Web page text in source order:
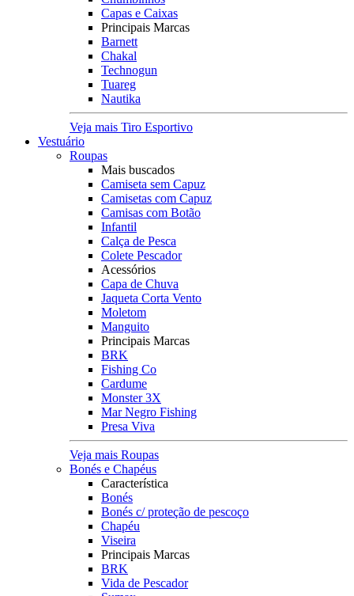
Capas e Caixas
Principais Marcas
Barnett
Chakal
Technogun
Tuareg
Nautika
Veja mais Tiro Esportivo
Vestuário
Roupas
Mais buscados
Camiseta sem Capuz
Camisetas com Capuz
Camisas com Botão
Infantil
Calça de Pesca
Colete Pescador
Acessórios
Capa de Chuva
Jaqueta Corta Vento
Moletom
Manguito
Principais Marcas
BRK
Fishing Co
Cardume
Monster 3X
Mar Negro Fishing
Presa Viva
Veja mais Roupas
Bonés e Chapéus
Característica
Bonés
Bonés c/ proteção de pescoço
Chapéu
Viseira
Principais Marcas
BRK
Vida de Pescador